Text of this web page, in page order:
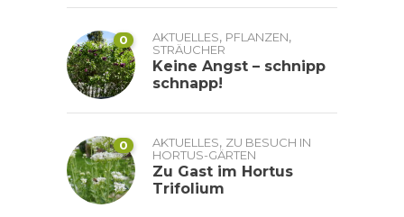
0 AKTUELLES, PFLANZEN,
STRÄUCHER
Keine Angst – schnipp
schnapp!
0 AKTUELLES, ZU BESUCH IN
HORTUS-GÄRTEN
Zu Gast im Hortus
Trifolium